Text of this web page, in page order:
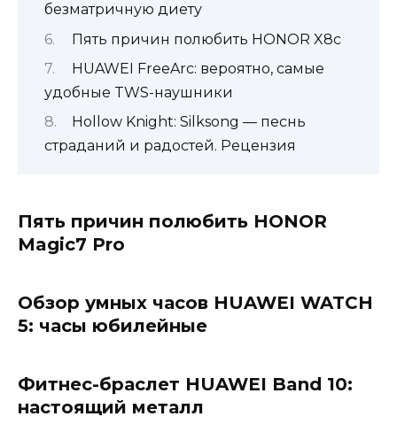
безматричную диету
Пять причин полюбить HONOR X8c
HUAWEI FreeArc: вероятно, самые
удобные TWS-наушники
Hollow Knight: Silksong — песнь
страданий и радостей. Рецензия
Пять причин полюбить HONOR
Magic7 Pro
Обзор умных часов HUAWEI WATCH
5: часы юбилейные
Фитнес-браслет HUAWEI Band 10:
настоящий металл